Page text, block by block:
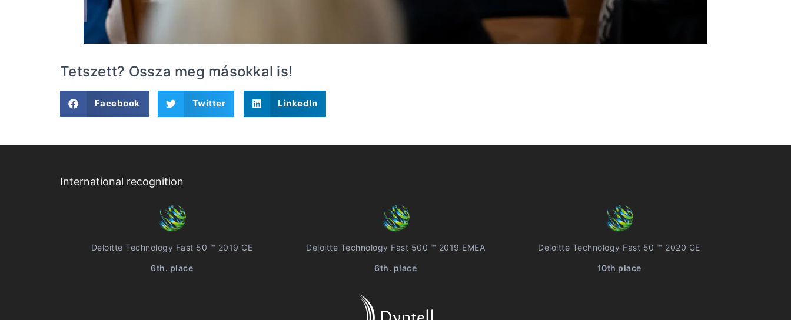
Tetszett? Ossza meg másokkal is!
Facebook Twitter LinkedIn
International recognition
Deloitte Technology Fast 50 ™ 2019 CE
6th. place
Deloitte Technology Fast 500 ™ 2019 EMEA
6th. place
Deloitte Technology Fast 50 ™ 2020 CE
10th place